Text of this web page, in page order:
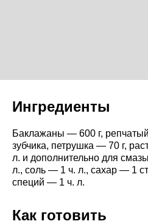
Ингредиенты
Баклажаны — 600 г,
зубчика, петрушка — 70 г,
л. и дополнительно для
л., соль — 1 ч. л., сахар — 1
специй — 1 ч. л.
Как готовить